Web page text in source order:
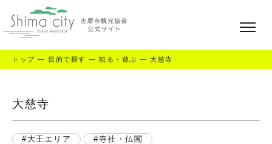
トップ — 目的で探す — 観る・遊ぶ — 大慈寺
大慈寺
大王エリア 寺社・仏閣